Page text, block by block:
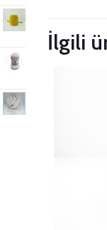
İlgili